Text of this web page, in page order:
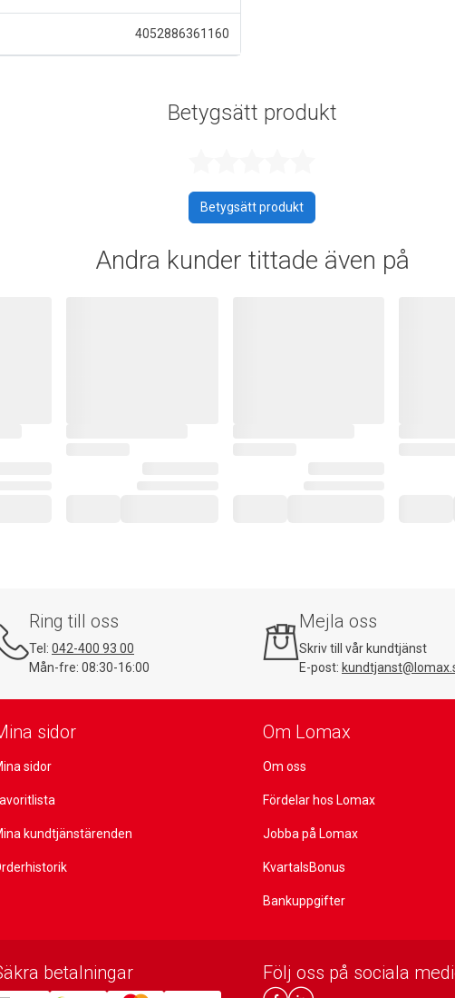
4052886361160
Betygsätt produkt
Betygsätt produkt
Andra kunder tittade även på
Ring till oss
Tel: 042-400 93 00
Mån-fre: 08:30-16:00
Mejla oss
Skriv till vår kundtjänst
E-post:
sidor
sidor
kundtjänstärenden
Om Lomax
Om oss
Fördelar hos Lomax
Jobba på Lomax
KvartalsBonus
Bankuppgifter
betalningar Följ oss på sociala